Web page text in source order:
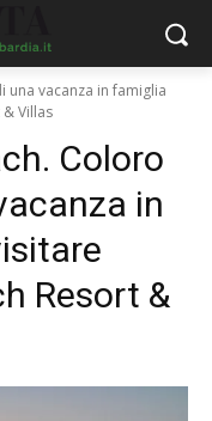
una vacanza in famiglia
Villas
Coloro
in
Resort &